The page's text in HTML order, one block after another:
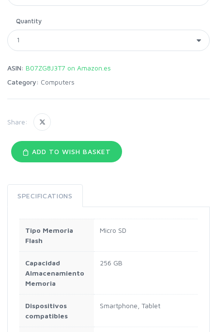
Quantity
ASIN: B07ZG8J3T7 on Amazon.es
Category: Computers
Share:
ADD TO WISH BASKET
SPECIFICATIONS
Tipo Memoria
Flash
Micro SD
Capacidad
Almacenamiento
Memoria
256 GB
Dispositivos
compatibles
Smartphone, Tablet